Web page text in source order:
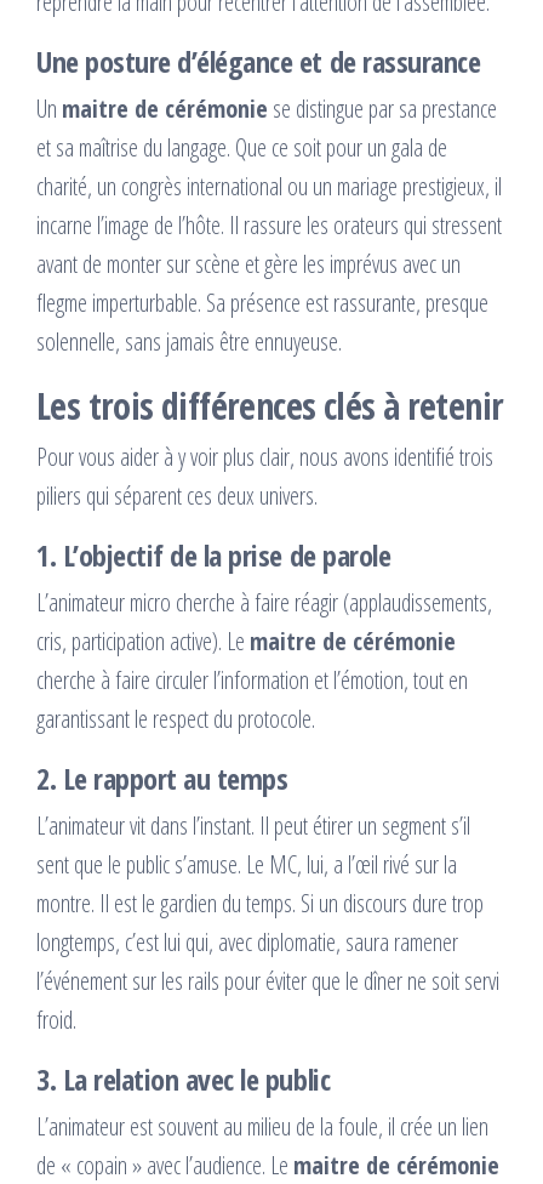
Une posture d’élégance et de rassurance
Un maitre de cérémonie se distingue par sa prestance
et sa maîtrise du langage. Que ce soit pour un gala de
charité, un congrès international ou un mariage prestigieux, il
incarne l’image de l’hôte. Il rassure les orateurs qui stressent
avant de monter sur scène et gère les imprévus avec un
flegme imperturbable. Sa présence est rassurante, presque
solennelle, sans jamais être ennuyeuse.
Les trois différences clés à retenir
Pour vous aider à y voir plus clair, nous avons identifié trois
piliers qui séparent ces deux univers.
1. L’objectif de la prise de parole
L’animateur micro cherche à faire réagir (applaudissements,
cris, participation active). Le maitre de cérémonie
cherche à faire circuler l’information et l’émotion, tout en
garantissant le respect du protocole.
2. Le rapport au temps
L’animateur vit dans l’instant. Il peut étirer un segment s’il
sent que le public s’amuse. Le MC, lui, a l’œil rivé sur la
montre. Il est le gardien du temps. Si un discours dure trop
longtemps, c’est lui qui, avec diplomatie, saura ramener
l’événement sur les rails pour éviter que le dîner ne soit servi
froid.
3. La relation avec le public
L’animateur est souvent au milieu de la foule, il crée un lien
de « copain » avec l’audience. Le maitre de cérémonie